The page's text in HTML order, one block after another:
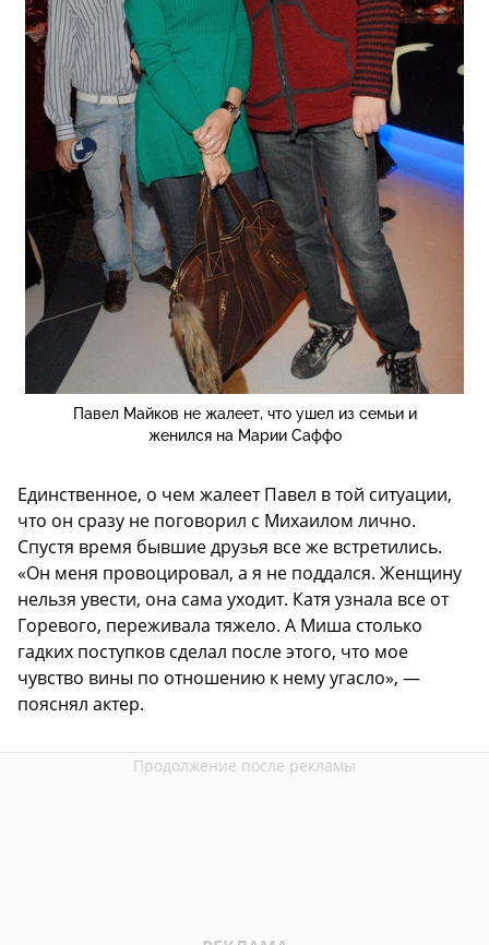
Павел Майков не жалеет, что ушел из семьи и
женился на Марии Саффо
Единственное, о чем жалеет Павел в той ситуации,
что он сразу не поговорил с Михаилом лично.
Спустя время бывшие друзья все же встретились.
«Он меня провоцировал, а я не поддался. Женщину
нельзя увести, она сама уходит. Катя узнала все от
Горевого, переживала тяжело. А Миша столько
гадких поступков сделал после этого, что мое
чувство вины по отношению к нему угасло», —
пояснял актер.